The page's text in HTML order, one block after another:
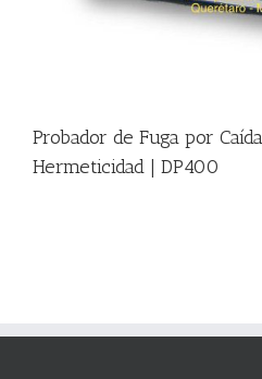
Probador de Fuga por
Hermeticidad | DP400